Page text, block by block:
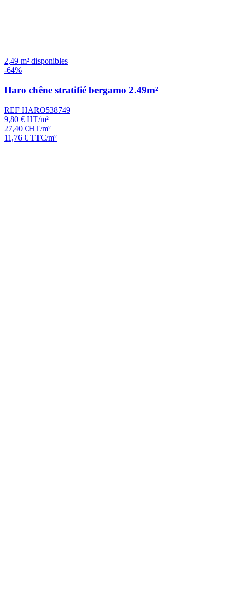
2,49 m² disponibles
-64%
Haro chêne stratifié bergamo 2.49m²
REF HARO538749
9,80 € HT/m²
27,40 €HT/m²
11,76 € TTC/m²